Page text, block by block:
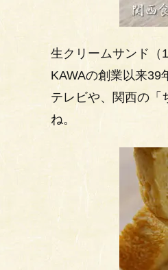
生クリームサンド（
KAWAの創業以来39
テレビや、関西の「
ね。